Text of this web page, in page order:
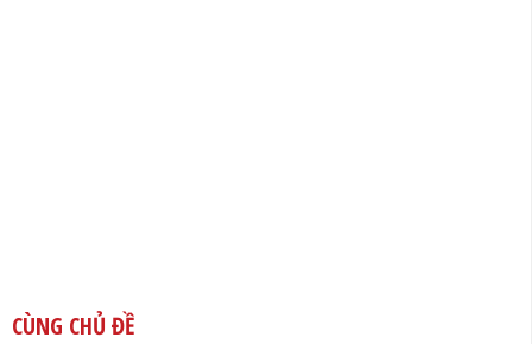
CÙNG CHỦ ĐỀ